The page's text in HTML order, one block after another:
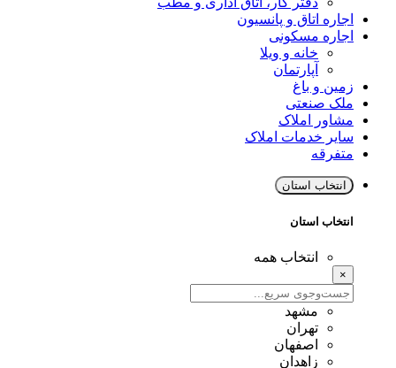
اجاره اتاق و پانسیون
اجاره مسکونی
خانه و ویلا
آپارتمان
زمین و باغ
ملک صنعتی
مشاور املاک
سایر خدمات املاک
متفرقه
انتخاب استان
انتخاب استان
انتخاب همه
×
مشهد
تهران
اصفهان
زاهدان